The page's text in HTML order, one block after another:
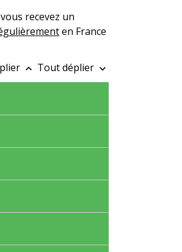
recevez un
en France
keyboard_arrow_up Tout déplier keyboard_arrow_down